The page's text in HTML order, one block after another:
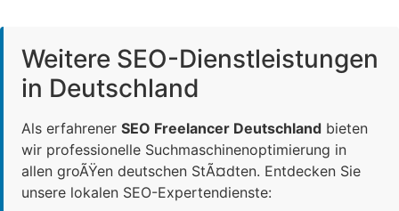
Weitere SEO-Dienstleistungen
in Deutschland
Als erfahrener SEO Freelancer Deutschland bieten
wir professionelle Suchmaschinenoptimierung in
allen groÃŸen deutschen StÃ¤dten. Entdecken Sie
unsere lokalen SEO-Expertendienste: